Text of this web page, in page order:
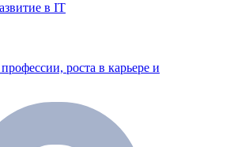
в IT
роста в карьере и